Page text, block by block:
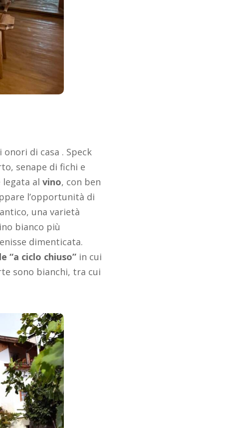
di casa . Speck
senape di fichi e
legata al vino, con ben
l’opportunità di
una varietà
bianco più
dimenticata.
“a ciclo chiuso”in cui
sono bianchi, tra cui